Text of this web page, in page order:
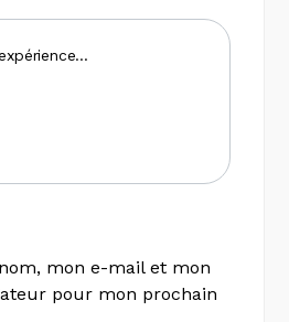
mon e-mail et mon
pour mon prochain